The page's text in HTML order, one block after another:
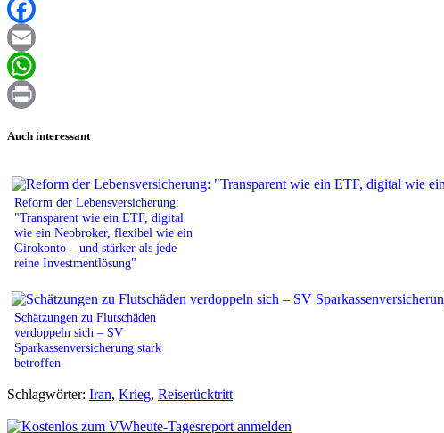
XING
Facebook
Email
WhatsApp
Auch interessant
Reform der Lebensversicherung:
"Transparent wie ein ETF, digital
wie ein Neobroker, flexibel wie ein
Girokonto – und stärker als jede
reine Investmentlösung"
Schätzungen zu Flutschäden
verdoppeln sich – SV
Sparkassenversicherung stark
betroffen
Schlagwörter: Iran, Krieg, Reiserücktritt